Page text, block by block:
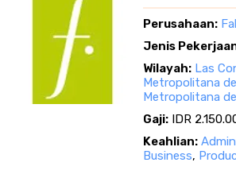
Perusahaan:
Jenis
Wilayah: Las
Metropolitana
Metropolitana
Gaji: IDR
Keahlian:
Business,